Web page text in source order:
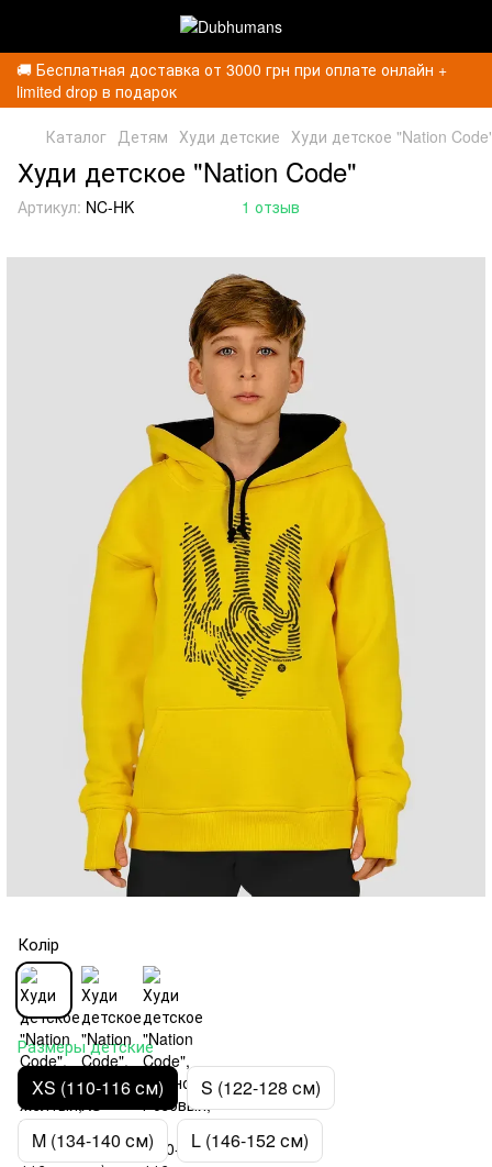
🚚 Бесплатная доставка от 3000 грн при оплате онлайн +
limited drop в подарок
Каталог Детям Худи детские Худи детское "Nation
Худи детское "Nation Code"
Артикул: NC-HK 1 отзыв
Колір
Размеры детские
XS (110-116 см) S (122-128 см)
M (134-140 см) L (146-152 см)